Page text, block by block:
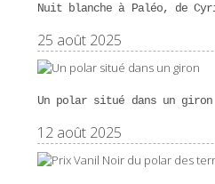
Nuit blanche à Paléo, de
25 août 2025
Un polar situé dans un giron
12 août 2025